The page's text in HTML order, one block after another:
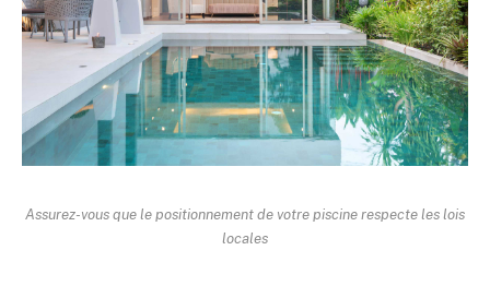
Assurez-vous que le positionnement de votre piscine respecte les lois
locales